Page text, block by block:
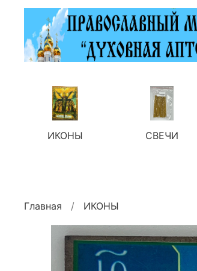
ИКОНЫ СВЕЧИ
Главная ИКОНЫ